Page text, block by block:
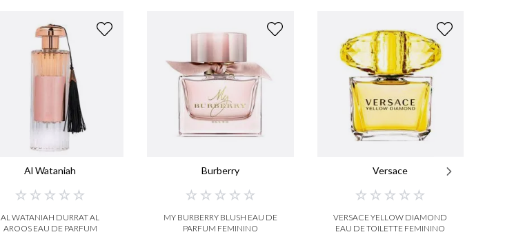
Al Wataniah
☆ ☆ ☆ ☆ ☆
AL WATANIAH DURRAT AL
AROOS EAU DE PARFUM
Burberry
☆ ☆ ☆ ☆ ☆
MY BURBERRY BLUSH EAU DE
PARFUM FEMININO
Versace
☆ ☆ ☆ ☆ ☆
VERSACE YELLOW DIAMOND
EAU DE TOILETTE FEMININO